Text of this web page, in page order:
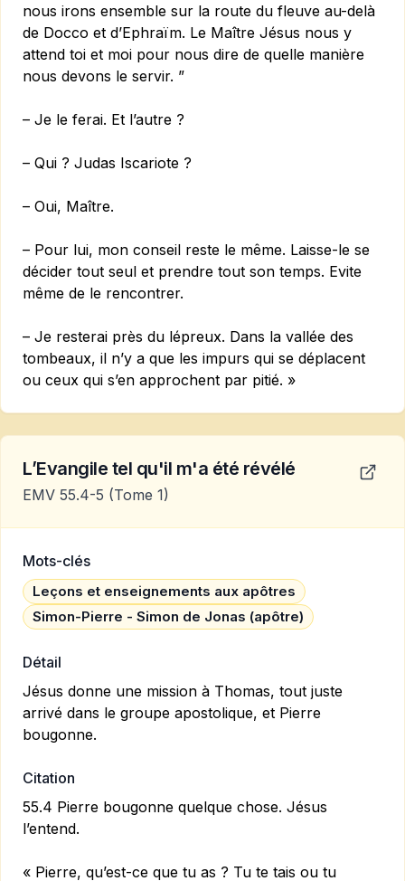
nous irons ensemble sur la route du fleuve au-delà
de Docco et d’Ephraïm. Le Maître Jésus nous y
attend toi et moi pour nous dire de quelle manière
nous devons le servir. ”
– Je le ferai. Et l’autre ?
– Qui ? Judas Iscariote ?
– Oui, Maître.
– Pour lui, mon conseil reste le même. Laisse-le se
décider tout seul et prendre tout son temps. Evite
même de le rencontrer.
– Je resterai près du lépreux. Dans la vallée des
tombeaux, il n’y a que les impurs qui se déplacent
ou ceux qui s’en approchent par pitié. »
L’Evangile tel qu'il m'a été révélé
EMV 55.4-5 (Tome 1)
Mots-clés
Leçons et enseignements aux apôtres
Simon-Pierre - Simon de Jonas (apôtre)
Détail
Jésus donne une mission à Thomas, tout juste
arrivé dans le groupe apostolique, et Pierre
bougonne.
Citation
55.4 Pierre bougonne quelque chose. Jésus
l’entend.
« Pierre, qu’est-ce que tu as ? Tu te tais ou tu